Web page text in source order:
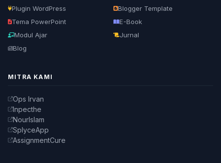
Plugin WordPress
Blogger Template
Tema PowerPoint
E-Book
Modul Ajar
Jurnal
Blog
MITRA KAMI
Ops Irvan
Inpecthe
NourIslam
SplyceApp
AssignmentCure